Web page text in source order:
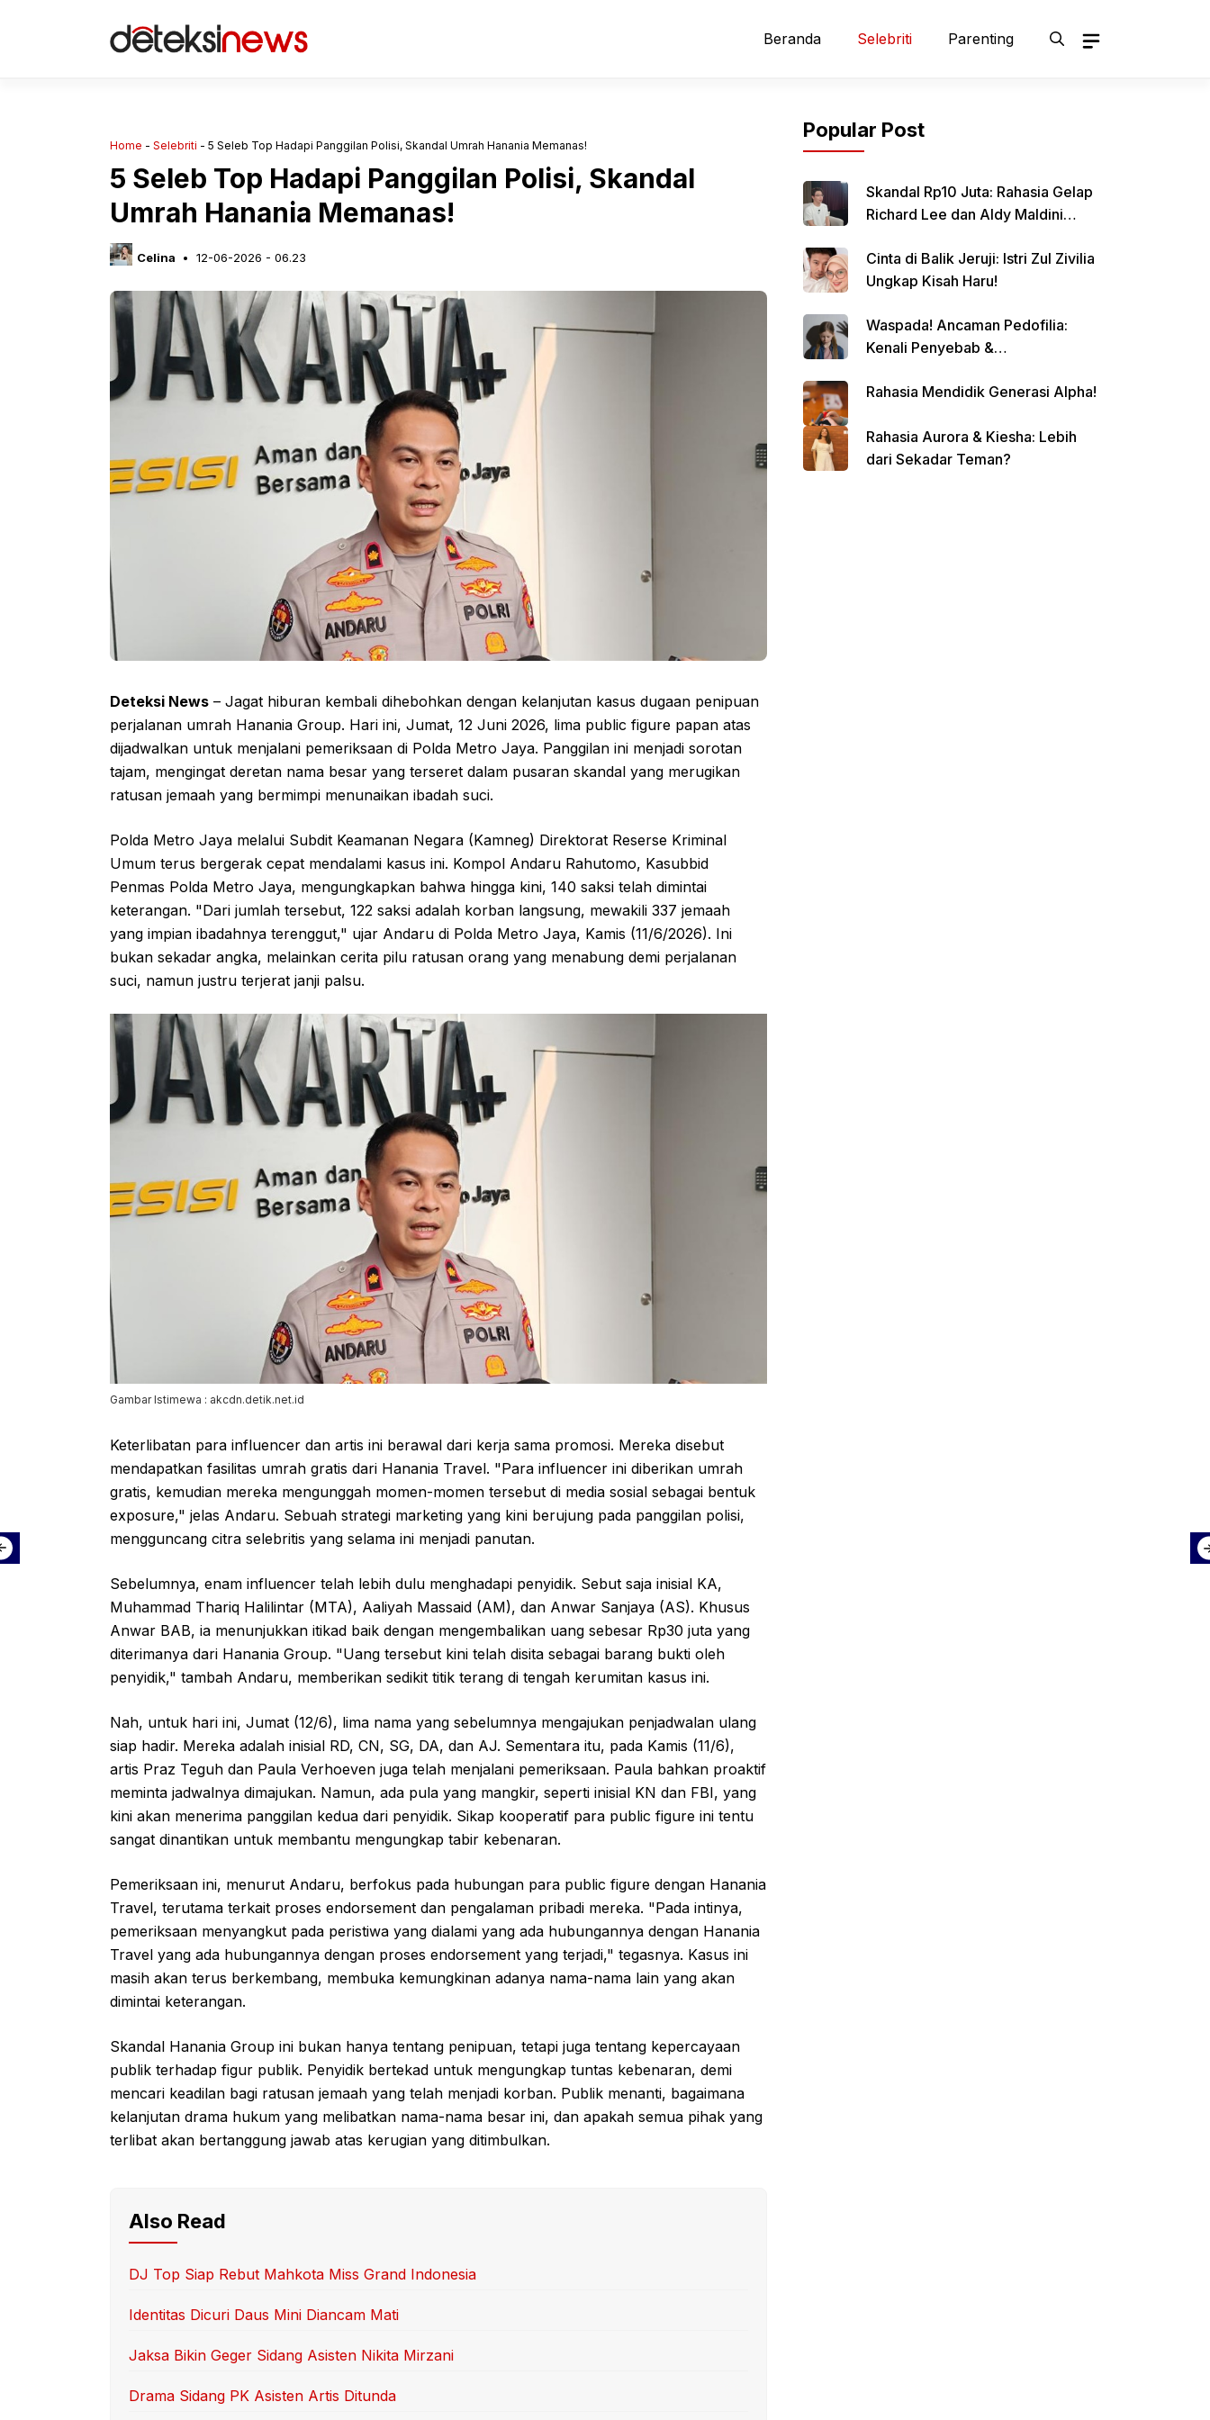
Beranda Selebriti Parenting
Home - Selebriti - 5 Seleb Top Hadapi Panggilan Polisi, Skandal Umrah Hanania Memanas!
5 Seleb Top Hadapi Panggilan Polisi, Skandal
Umrah Hanania Memanas!
Celina 12-06-2026 - 06.23
Deteksi News – Jagat hiburan kembali dihebohkan dengan kelanjutan kasus dugaan penipuan
perjalanan umrah Hanania Group. Hari ini, Jumat, 12 Juni 2026, lima public figure papan atas
dijadwalkan untuk menjalani pemeriksaan di Polda Metro Jaya. Panggilan ini menjadi sorotan
tajam, mengingat deretan nama besar yang terseret dalam pusaran skandal yang merugikan
ratusan jemaah yang bermimpi menunaikan ibadah suci.
Polda Metro Jaya melalui Subdit Keamanan Negara (Kamneg) Direktorat Reserse Kriminal
Umum terus bergerak cepat mendalami kasus ini. Kompol Andaru Rahutomo, Kasubbid
Penmas Polda Metro Jaya, mengungkapkan bahwa hingga kini, 140 saksi telah dimintai
keterangan. "Dari jumlah tersebut, 122 saksi adalah korban langsung, mewakili 337 jemaah
yang impian ibadahnya terenggut," ujar Andaru di Polda Metro Jaya, Kamis (11/6/2026). Ini
bukan sekadar angka, melainkan cerita pilu ratusan orang yang menabung demi perjalanan
suci, namun justru terjerat janji palsu.
Gambar Istimewa : akcdn.detik.net.id
Keterlibatan para influencer dan artis ini berawal dari kerja sama promosi. Mereka disebut
mendapatkan fasilitas umrah gratis dari Hanania Travel. "Para influencer ini diberikan umrah
gratis, kemudian mereka mengunggah momen-momen tersebut di media sosial sebagai bentuk
exposure," jelas Andaru. Sebuah strategi marketing yang kini berujung pada panggilan polisi,
mengguncang citra selebritis yang selama ini menjadi panutan.
Sebelumnya, enam influencer telah lebih dulu menghadapi penyidik. Sebut saja inisial KA,
Muhammad Thariq Halilintar (MTA), Aaliyah Massaid (AM), dan Anwar Sanjaya (AS). Khusus
Anwar BAB, ia menunjukkan itikad baik dengan mengembalikan uang sebesar Rp30 juta yang
diterimanya dari Hanania Group. "Uang tersebut kini telah disita sebagai barang bukti oleh
penyidik," tambah Andaru, memberikan sedikit titik terang di tengah kerumitan kasus ini.
Nah, untuk hari ini, Jumat (12/6), lima nama yang sebelumnya mengajukan penjadwalan ulang
siap hadir. Mereka adalah inisial RD, CN, SG, DA, dan AJ. Sementara itu, pada Kamis (11/6),
artis Praz Teguh dan Paula Verhoeven juga telah menjalani pemeriksaan. Paula bahkan proaktif
meminta jadwalnya dimajukan. Namun, ada pula yang mangkir, seperti inisial KN dan FBI, yang
kini akan menerima panggilan kedua dari penyidik. Sikap kooperatif para public figure ini tentu
sangat dinantikan untuk membantu mengungkap tabir kebenaran.
Pemeriksaan ini, menurut Andaru, berfokus pada hubungan para public figure dengan Hanania
Travel, terutama terkait proses endorsement dan pengalaman pribadi mereka. "Pada intinya,
pemeriksaan menyangkut pada peristiwa yang dialami yang ada hubungannya dengan Hanania
Travel yang ada hubungannya dengan proses endorsement yang terjadi," tegasnya. Kasus ini
masih akan terus berkembang, membuka kemungkinan adanya nama-nama lain yang akan
dimintai keterangan.
Skandal Hanania Group ini bukan hanya tentang penipuan, tetapi juga tentang kepercayaan
publik terhadap figur publik. Penyidik bertekad untuk mengungkap tuntas kebenaran, demi
mencari keadilan bagi ratusan jemaah yang telah menjadi korban. Publik menanti, bagaimana
kelanjutan drama hukum yang melibatkan nama-nama besar ini, dan apakah semua pihak yang
terlibat akan bertanggung jawab atas kerugian yang ditimbulkan.
Also Read
DJ Top Siap Rebut Mahkota Miss Grand Indonesia
Identitas Dicuri Daus Mini Diancam Mati
Jaksa Bikin Geger Sidang Asisten Nikita Mirzani
Drama Sidang PK Asisten Artis Ditunda
Popular Post
Skandal Rp10 Juta: Rahasia Gelap
Richard Lee dan Aldy Maldini
Cinta di Balik Jeruji: Istri Zul Zivilia
Ungkap Kisah Haru!
Waspada! Ancaman Pedofilia:
Kenali Penyebab &
Rahasia Mendidik Generasi Alpha!
Rahasia Aurora & Kiesha: Lebih
dari Sekadar Teman?